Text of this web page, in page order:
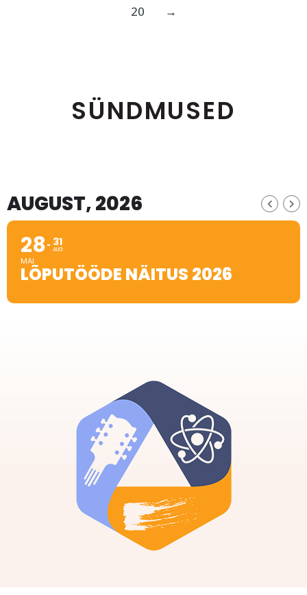
20
→
SÜNDMUSED
AUGUST, 2026
28
MAI
31
AUG
LÕPUTÖÖDE NÄITUS 2026